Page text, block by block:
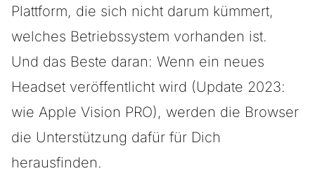
Plattform, die sich nicht darum kümmert,
welches Betriebssystem vorhanden ist.
Und das Beste daran: Wenn ein neues
Headset veröffentlicht wird (Update 2023:
wie Apple Vision PRO), werden die Browser
die Unterstützung dafür für Dich
herausfinden.